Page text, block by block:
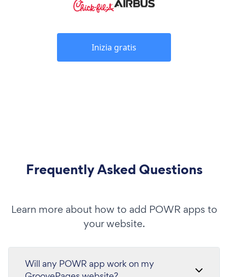
Inizia gratis
Frequently Asked Questions
Learn more about how to add POWR apps to
your website.
Will any POWR app work on my